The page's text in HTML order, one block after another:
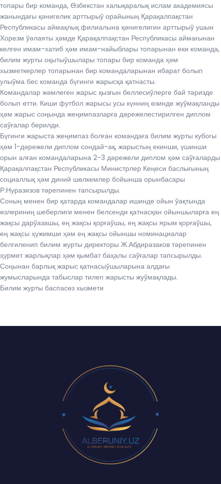
топары бир команда, Өзбекстан халықаралық ислам академиясы
жанындағы қәнигелик арттырыў орайының Қарақалпақстан
Республикасы аймақлық филиалына қәнигелигин арттырыў ушын
Хорезм ўәлаяты ҳәмде Қарақалпақстан Республикасы аймағынан
келген имам-хатиб ҳәм имам-найыблары топарынан еки команда,
билим журты оқытыўшылары топары бир команда ҳәм
хызметкерлер топарынан бир командаларынан ибарат болып
улыўма бес команда бүгинги жарысқа қатнасты.
Командалар жәмлеген жарыс қызғын беллесиўлерге бай тәризде
болып өтти. Киши футбол жарысы усы күнниң өзинде жуўмақланды
ҳәм жарыс соңында жеңимпазларға дәрежелестирилген диплом
саўғалар берилди.
Бүгинги жарыста жеңимпаз болған командаға билим журты кубогы
ҳәм 1-дәрежели диплом сондай-ақ, жарыстың екинши, үшинши
орын алған командаларына 2-3 дәрежели диплом ҳәм саўғаларды
Қарақалпақстан Республикасы Министрлер Кеңеси баслығының
социаллық ҳәм диний шөлкемлер бойынша орынбасары
Р.Нуразизов тәрепинен тапсырылды.
Соның менен бир қатарда командалар ишинде ойын ўақтында
өзлериниң шеберлиги менен белсенди қатнасқан ойыншыларға ең
жақсы дарўазашы, ең жақсы қорғаўшы, ең жақсы ярым қорғаўшы,
ең жақсы ҳүжимши ҳәм ең жақсы ойыншы номинациалар
белгиленип билим журты директоры Ж.Абдиразаков тәрепинен
ҳүрмет жарлықлар ҳәм қымбат баҳалы саўғалар тапсырылды.
Соңынан барлық жарыс қатнасыўшыларына алдағы
жумысларында табыслар тилеп жарысты жуўмақлады.
Билим журты баспасөз хызмети